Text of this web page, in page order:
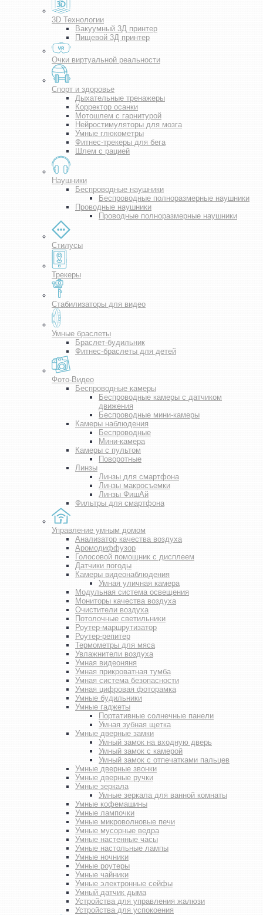
3D Технологии
Вакуумный 3Д принтер
Пищевой 3Д принтер
Очки виртуальной реальности
Спорт и здоровье
Дыхательные тренажеры
Корректор осанки
Мотошлем с гарнитурой
Нейростимуляторы для мозга
Умные глюкометры
Фитнес-трекеры для бега
Шлем с рацией
Наушники
Беспроводные наушники
Беспроводные полноразмерные наушники
Проводные наушники
Проводные полноразмерные наушники
Стилусы
Трекеры
Стабилизаторы для видео
Умные браслеты
Браслет-будильник
Фитнес-браслеты для детей
Фото-Видео
Беспроводные камеры
Беспроводные камеры с датчиком
движения
Беспроводные мини-камеры
Камеры наблюдения
Беспроводные
Мини-камера
Камеры с пультом
Поворотные
Линзы
Линзы для смартфона
Линзы макросъемки
Линзы ФишАй
Фильтры для смартфона
Управление умным домом
Анализатор качества воздуха
Аромодиффузор
Голосовой помощник с дисплеем
Датчики погоды
Камеры видеонаблюдения
Умная уличная камера
Модульная система освещения
Мониторы качества воздуха
Очистители воздуха
Потолочные светильники
Роутер-маршрутизатор
Роутер-репитер
Термометры для мяса
Увлажнители воздуха
Умная видеоняня
Умная прикроватная тумба
Умная система безопасности
Умная цифровая фоторамка
Умные будильники
Умные гаджеты
Портативные солнечные панели
Умная зубная щетка
Умные дверные замки
Умный замок на входную дверь
Умный замок с камерой
Умный замок с отпечатками пальцев
Умные дверные звонки
Умные дверные ручки
Умные зеркала
Умные зеркала для ванной комнаты
Умные кофемашины
Умные лампочки
Умные микроволновые печи
Умные мусорные ведра
Умные настенные часы
Умные настольные лампы
Умные ночники
Умные роутеры
Умные чайники
Умные электронные сейфы
Умный датчик дыма
Устройства для управления жалюзи
Устройства для успокоения